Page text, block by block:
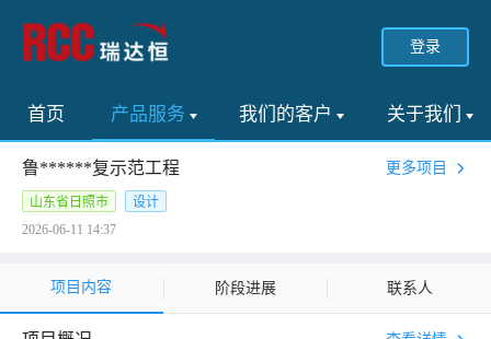
登录
首页 产品服务 我们的客户 关于我们
鲁******复示范工程 更多项目
山东省日照市
设计
2026-06-11 14:37
项目内容 阶段进展 联系人